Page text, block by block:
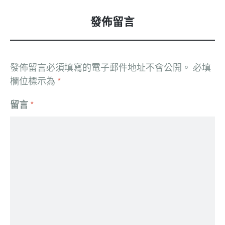
發佈留言
發佈留言必須填寫的電子郵件地址不會公開。 必填
欄位標示為 *
留言 *